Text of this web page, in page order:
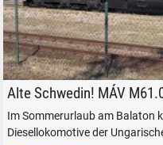
MÁV NOHAB M61.001 in
Alte Schwedin! MÁV
Im Sommerurlaub am Balaton
Diesellokomotive der